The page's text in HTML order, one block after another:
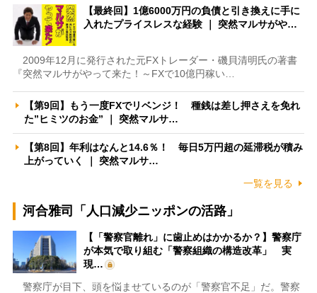
【最終回】1億6000万円の負債と引き換えに手に
入れたプライスレスな経験 ｜ 突然マルサがや…
2009年12月に発行された元FXトレーダー・磯貝清明氏の著書
『突然マルサがやって来た！～FXで10億円稼い…
【第9回】もう一度FXでリベンジ！ 種銭は差し押さえを免れ
た”ヒミツのお金” ｜ 突然マルサ…
【第8回】年利はなんと14.6％！ 毎日5万円超の延滞税が積み
上がっていく ｜ 突然マルサ…
一覧を見る
河合雅司「人口減少ニッポンの活路」
【「警察官離れ」に歯止めはかかるか？】警察庁
が本気で取り組む「警察組織の構造改革」 実
現…
警察庁が目下、頭を悩ませているのが「警察官不足」だ。警察